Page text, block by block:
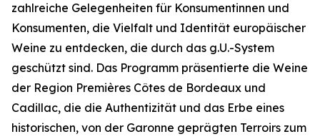
zahlreiche Gelegenheiten für Konsumentinnen und
Konsumenten, die Vielfalt und Identität europäischer
Weine zu entdecken, die durch das g.U.-System
geschützt sind. Das Programm präsentierte die Weine
der Region Premières Côtes de Bordeaux und
Cadillac, die die Authentizität und das Erbe eines
historischen, von der Garonne geprägten Terroirs zum